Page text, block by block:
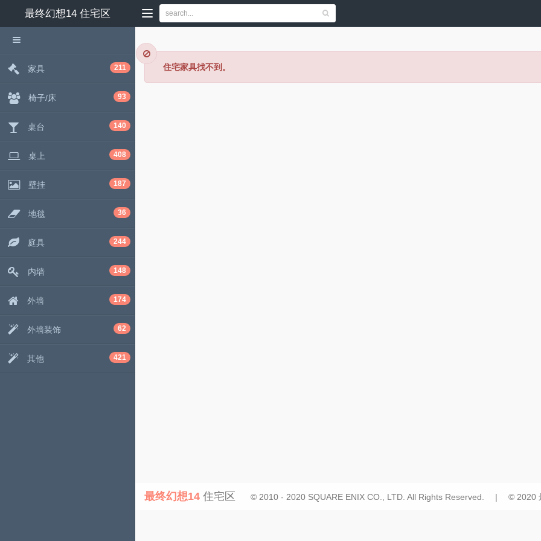
最终幻想14 住宅区
住宅家具找不到。
家具 211
椅子/床 93
桌台 140
桌上 408
壁挂 187
地毯 36
庭具 244
内墙 148
外墙 174
外墙装饰 62
其他 421
最终幻想14 住宅区 © 2010 - 2020 SQUARE ENIX CO., LTD. All Rights Reserved. | © 2020